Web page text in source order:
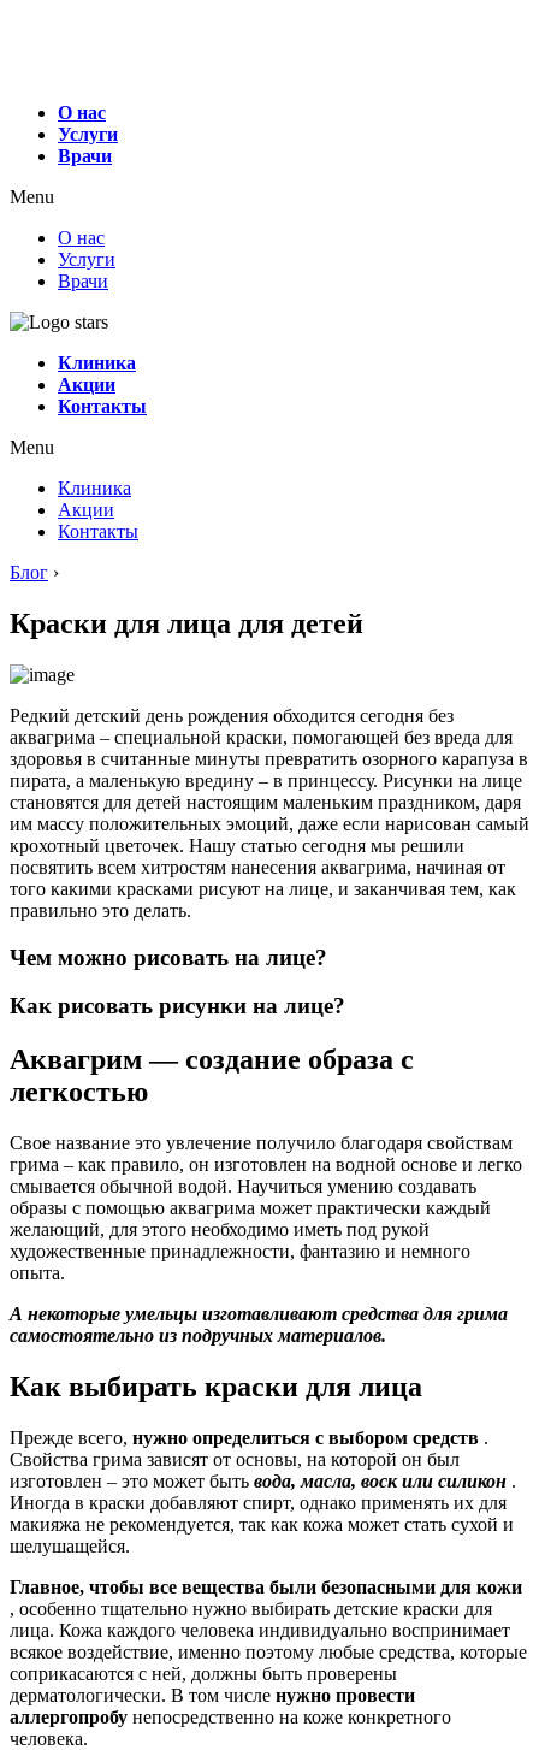
О нас
Услуги
Врачи
Menu
О нас
Услуги
Врачи
Клиника
Акции
Контакты
Menu
Клиника
Акции
Контакты
Блог ›
Краски для лица для детей
Редкий детский день рождения обходится сегодня без
аквагрима – специальной краски, помогающей без вреда для
здоровья в считанные минуты превратить озорного карапуза в
пирата, а маленькую вредину – в принцессу. Рисунки на лице
становятся для детей настоящим маленьким праздником, даря
им массу положительных эмоций, даже если нарисован самый
крохотный цветочек. Нашу статью сегодня мы решили
посвятить всем хитростям нанесения аквагрима, начиная от
того какими красками рисуют на лице, и заканчивая тем, как
правильно это делать.
Чем можно рисовать на лице?
Как рисовать рисунки на лице?
Аквагрим — создание образа с
легкостью
Свое название это увлечение получило благодаря свойствам
грима – как правило, он изготовлен на водной основе и легко
смывается обычной водой. Научиться умению создавать
образы с помощью аквагрима может практически каждый
желающий, для этого необходимо иметь под рукой
художественные принадлежности, фантазию и немного
опыта.
А некоторые умельцы изготавливают средства для грима
самостоятельно из подручных материалов.
Как выбирать краски для лица
Прежде всего, нужно определиться с выбором средств .
Свойства грима зависят от основы, на которой он был
изготовлен – это может быть вода, масла, воск или силикон .
Иногда в краски добавляют спирт, однако применять их для
макияжа не рекомендуется, так как кожа может стать сухой и
шелушащейся.
Главное, чтобы все вещества были безопасными для кожи
, особенно тщательно нужно выбирать детские краски для
лица. Кожа каждого человека индивидуально воспринимает
всякое воздействие, именно поэтому любые средства, которые
соприкасаются с ней, должны быть проверены
дерматологически. В том числе нужно провести
аллергопробу непосредственно на коже конкретного
человека.